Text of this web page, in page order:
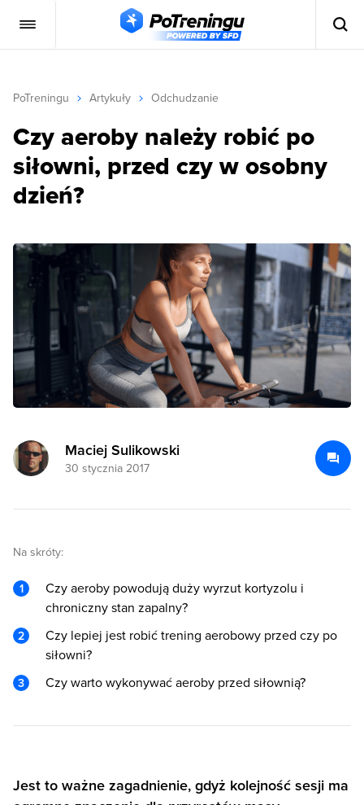
PoTreningu Artykuły Odchudzanie
Czy aeroby należy robić po
siłowni, przed czy w osobny
dzień?
Maciej Sulikowski
30 stycznia 2017
Na skróty:
Czy aeroby powodują duży wyrzut kortyzolu i
chroniczny stan zapalny?
Czy lepiej jest robić trening aerobowy przed czy po
siłowni?
Czy warto wykonywać aeroby przed siłownią?
Jest to ważne zagadnienie, gdyż kolejność sesji ma